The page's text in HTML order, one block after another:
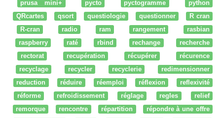
prusa mini+
pycto pyctogramme
python
QRcartes
qsort questiologie questionner
R cran
R-cran
radio ram rangement
rasbian
raspberry
raté rbind rechange
recherche
rectorat
recupération récupérer
récurence
recyclage
recycler recyclerie
redimensionner
reduction
réduire réemploi réflexion
reflexivité
réforme
refroidissement réglage regles
relief
remorque
rencontre répartition
répondre à une offre